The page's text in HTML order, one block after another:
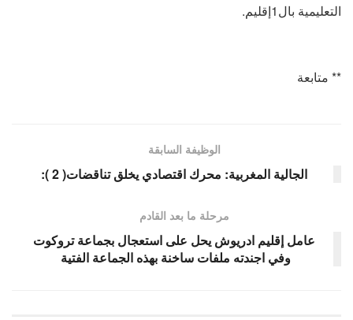
التعليمية بال1إقليم.
** متابعة
الوظيفة السابقة
الجالية المغربية: محرك اقتصادي يخلق تناقضات( 2 ):
مرحلة ما بعد القادم
عامل إقليم ادريوش يحل على استعجال بجماعة تروكوت
وفي اجندته ملفات ساخنة بهذه الجماعة الفتية